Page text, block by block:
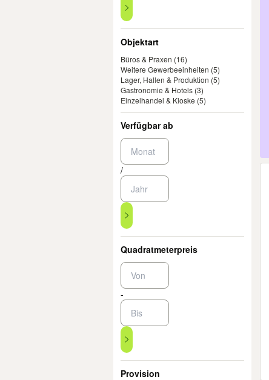
Objektart
Büros & Praxen (16)
Weitere Gewerbeeinheiten (5)
Lager, Hallen & Produktion (5)
Gastronomie & Hotels (3)
Einzelhandel & Kioske (5)
Verfügbar ab
/
Quadratmeterpreis
-
Provision